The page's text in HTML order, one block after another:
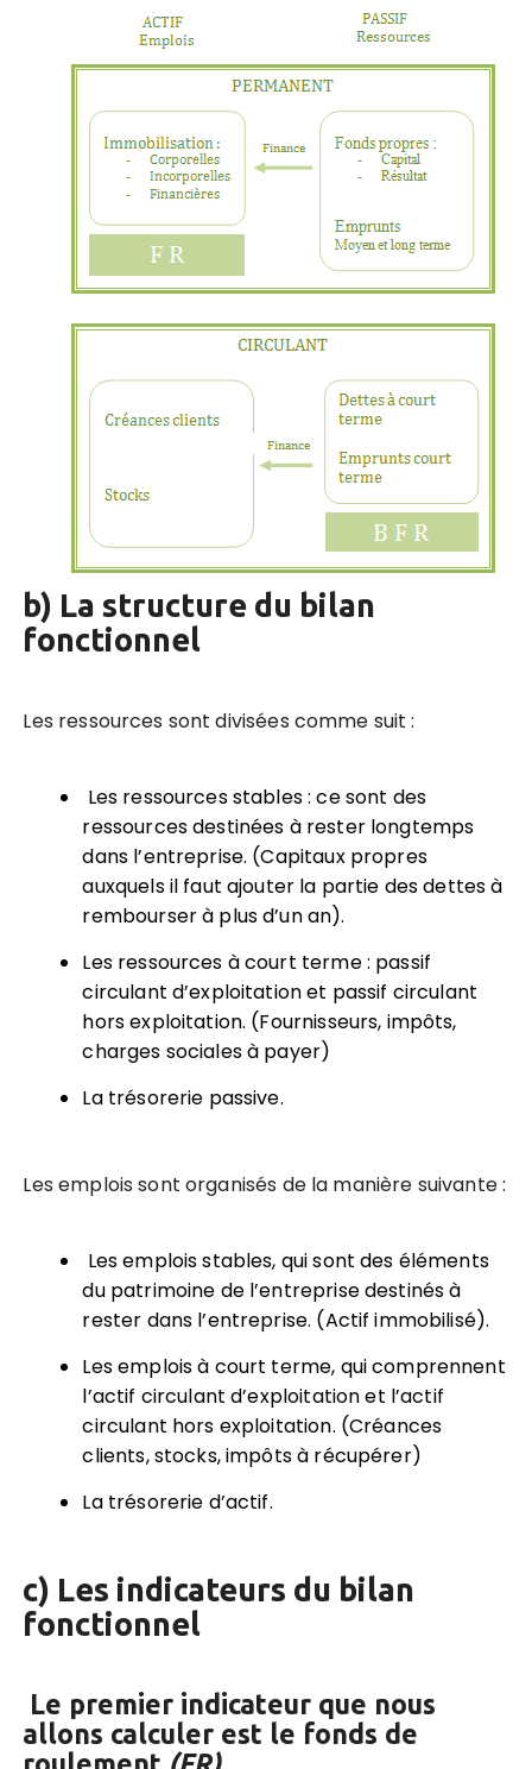
b) La structure du bilan
fonctionnel
Les ressources sont divisées comme suit :
Les ressources stables : ce sont des
ressources destinées à rester longtemps
dans l’entreprise. (Capitaux propres
auxquels il faut ajouter la partie des dettes à
rembourser à plus d’un an).
Les ressources à court terme : passif
circulant d’exploitation et passif circulant
hors exploitation. (Fournisseurs, impôts,
charges sociales à payer)
La trésorerie passive.
Les emplois sont organisés de la manière suivante :
Les emplois stables, qui sont des éléments
du patrimoine de l’entreprise destinés à
rester dans l’entreprise. (Actif immobilisé).
Les emplois à court terme, qui comprennent
l’actif circulant d’exploitation et l’actif
circulant hors exploitation. (Créances
clients, stocks, impôts à récupérer)
La trésorerie d’actif.
c) Les indicateurs du bilan
fonctionnel
Le premier indicateur que nous
allons calculer est le fonds de